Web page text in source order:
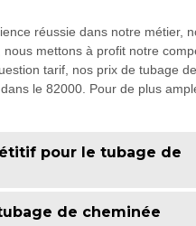
réussie dans notre métier,
mettons à profit notre
tarif, nos prix de tubage
le 82000. Pour de plus
pour le tubage de
de cheminée